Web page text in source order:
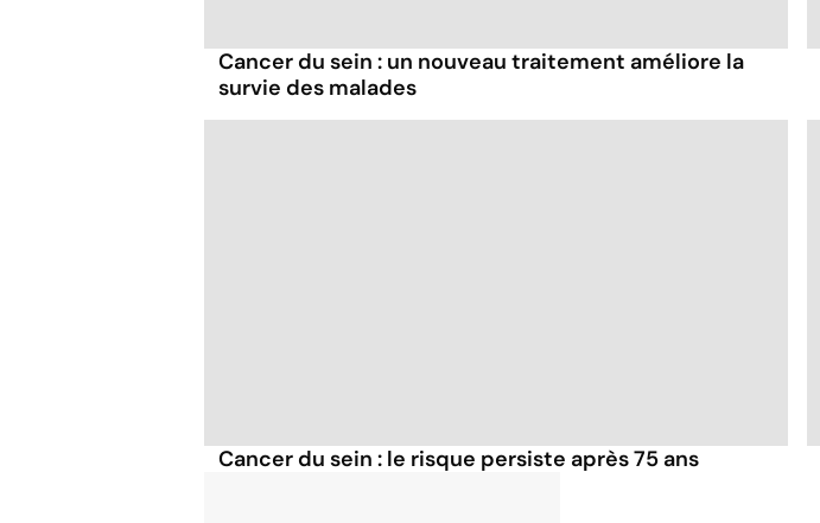
Cancer du sein : un nouveau traitement améliore la
survie des malades
Cancer du sein : le risque persiste après 75 ans